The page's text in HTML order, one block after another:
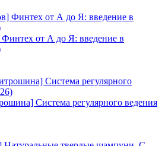
от А до Я: введение в
Система регулярного ведения